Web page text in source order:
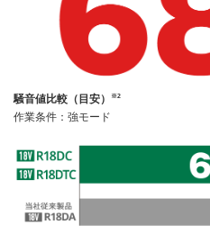
騒音値比較（目安） ※2
作業条件：強モード